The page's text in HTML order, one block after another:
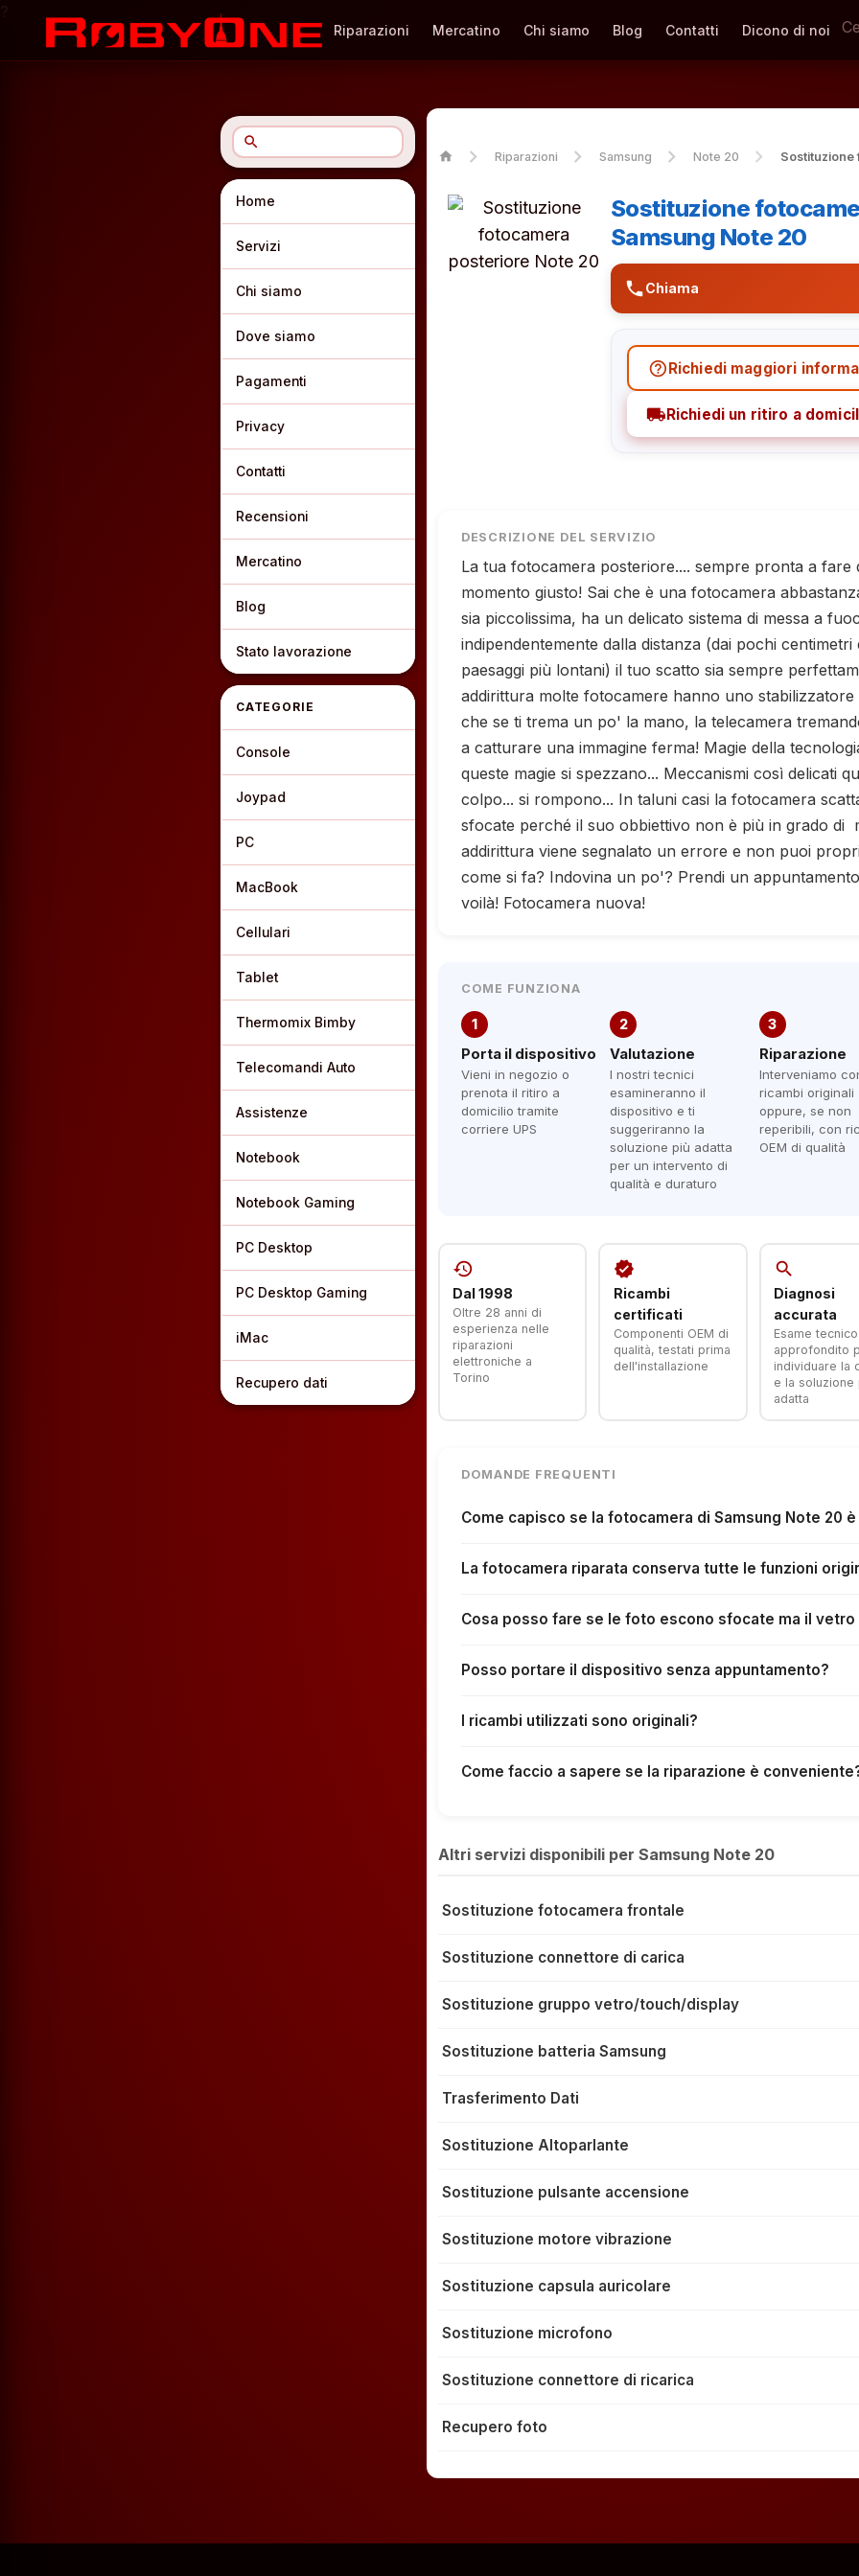
Riparazioni Mercatino Chi siamo Blog Contatti Dicono di noi
search
Home
Servizi
Chi siamo
Dove siamo
Pagamenti
Privacy
Contatti
Recensioni
Mercatino
Blog
Stato lavorazione
CATEGORIE
Console
Joypad
PC
MacBook
Cellulari
Tablet
Thermomix Bimby
Telecomandi Auto
Assistenze
Notebook
Notebook Gaming
PC Desktop
PC Desktop Gaming
iMac
Recupero dati
home Riparazioni Samsung Note 20
Sostituzione
Samsung Note 20
phoneChiama
help_outlineRichiedi maggiori
local_shippingRichiedi un ritiro a
DESCRIZIONE DEL SERVIZIO
La tua fotocamera posteriore.... sempre pronta a fare
momento giusto! Sai che è una fotocamera
sia piccolissima, ha un delicato sistema di messa a
indipendentemente dalla distanza (dai pochi
paesaggi più lontani) il tuo scatto sia sempre
addirittura molte fotocamere hanno uno
che se ti trema un po' la mano, la telecamera
a catturare una immagine ferma! Magie della
queste magie si spezzano... Meccanismi così delicati
colpo... si rompono... In taluni casi la fotocamera
sfocate perché il suo obbiettivo non è più in grado di
addirittura viene segnalato un errore e non puoi
come si fa? Indovina un po'? Prendi un
voilà! Fotocamera nuova!
COME FUNZIONA
1
Porta il dispositivo
Vieni in negozio o
prenota il ritiro a
domicilio tramite
corriere UPS
2
Valutazione
I nostri tecnici
esamineranno il
dispositivo e ti
suggeriranno la
soluzione più adatta
per un intervento di
qualità e duraturo
3
Riparazione
Interveniamo
ricambi originali
oppure, se non
reperibili, con
OEM di qualità
history
Dal 1998
Oltre 28 anni di
esperienza nelle
riparazioni
elettroniche a
Torino
verified
Ricambi
certificati
Componenti OEM di
qualità, testati prima
dell'installazione
search
Diagnosi
accurata
Esame tecnico
approfondito
individuare la
e la soluzione
adatta
DOMANDE FREQUENTI
Come capisco se la fotocamera di Samsung Note 20
La fotocamera riparata conserva tutte le funzioni
Cosa posso fare se le foto escono sfocate ma il vetro
Posso portare il dispositivo senza appuntamento?
I ricambi utilizzati sono originali?
Come faccio a sapere se la riparazione è
Altri servizi disponibili per Samsung Note 20
Sostituzione fotocamera frontale
Sostituzione connettore di carica
Sostituzione gruppo vetro/touch/display
Sostituzione batteria Samsung
Trasferimento Dati
Sostituzione Altoparlante
Sostituzione pulsante accensione
Sostituzione motore vibrazione
Sostituzione capsula auricolare
Sostituzione microfono
Sostituzione connettore di ricarica
Recupero foto